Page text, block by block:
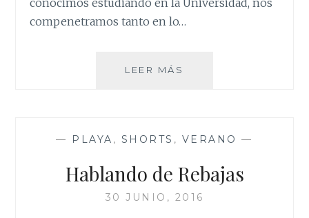
conocimos estudiando en la Universidad, nos
compenetramos tanto en lo…
LEER MÁS
— PLAYA , SHORTS , VERANO —
Hablando de Rebajas
30 JUNIO, 2016